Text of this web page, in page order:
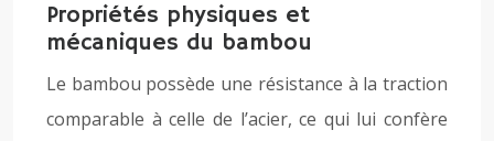
Propriétés physiques et
mécaniques du bambou
Le bambou possède une résistance à la traction
comparable à celle de l’acier, ce qui lui confère